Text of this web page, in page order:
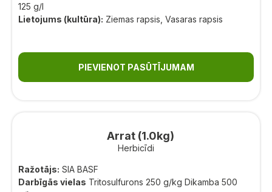
125 g/l
Lietojums (kultūra): Ziemas rapsis, Vasaras rapsis
PIEVIENOT PASŪTĪJUMAM
Arrat (1.0kg)
Herbicīdi
Ražotājs: SIA BASF
Darbīgās vielas Tritosulfurons 250 g/kg Dikamba 500